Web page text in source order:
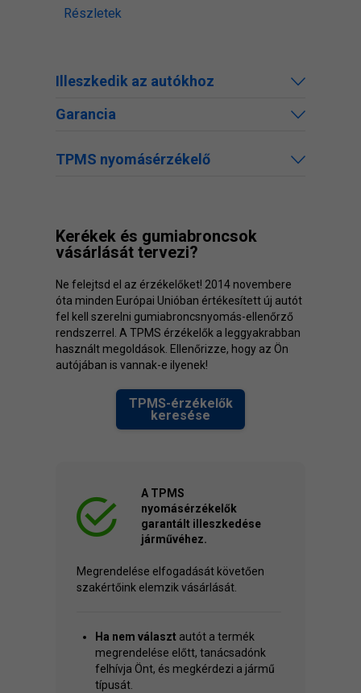
Részletek
Illeszkedik az autókhoz
Garancia
TPMS nyomásérzékelő
Kerékek és gumiabroncsok
vásárlását tervezi?
Ne felejtsd el az érzékelőket! 2014 novembere
óta minden Európai Unióban értékesített új autót
fel kell szerelni gumiabroncsnyomás-ellenőrző
rendszerrel. A TPMS érzékelők a leggyakrabban
használt megoldások. Ellenőrizze, hogy az Ön
autójában is vannak-e ilyenek!
TPMS-érzékelők
keresése
A TPMS
nyomásérzékelők
garantált illeszkedése
járművéhez.
Megrendelése elfogadását követően
szakértőink elemzik vásárlását.
Ha nem választ autót a termék
megrendelése előtt, tanácsadónk
felhívja Önt, és megkérdezi a jármű
típusát.